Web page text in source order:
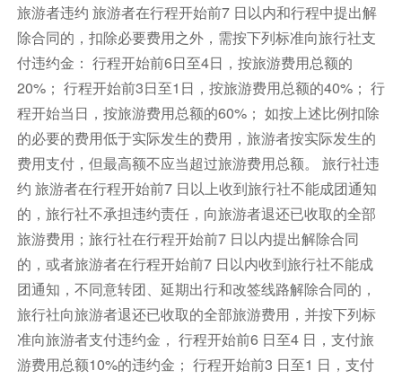
旅游者违约 旅游者在行程开始前7 日以内和行程中提出解
除合同的，扣除必要费用之外，需按下列标准向旅行社支
付违约金： 行程开始前6日至4日，按旅游费用总额的
20%； 行程开始前3日至1日，按旅游费用总额的40%； 行
程开始当日，按旅游费用总额的60%； 如按上述比例扣除
的必要的费用低于实际发生的费用，旅游者按实际发生的
费用支付，但最高额不应当超过旅游费用总额。 旅行社违
约 旅游者在行程开始前7 日以上收到旅行社不能成团通知
的，旅行社不承担违约责任，向旅游者退还已收取的全部
旅游费用；旅行社在行程开始前7 日以内提出解除合同
的，或者旅游者在行程开始前7 日以内收到旅行社不能成
团通知，不同意转团、延期出行和改签线路解除合同的，
旅行社向旅游者退还已收取的全部旅游费用，并按下列标
准向旅游者支付违约金， 行程开始前6 日至4 日，支付旅
游费用总额10%的违约金； 行程开始前3 日至1 日，支付